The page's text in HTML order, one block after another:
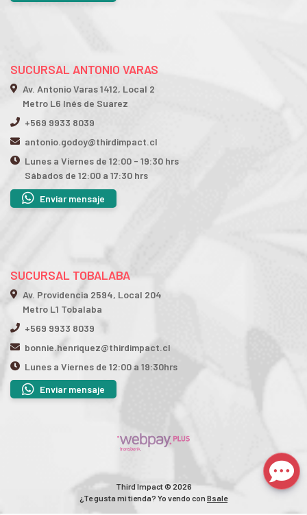
SUCURSAL ANTONIO VARAS
Av. Antonio Varas 1412, Local 2
Metro L6 Inés de Suarez
+569 9933 8039
antonio.godoy@thirdimpact.cl
Lunes a Viernes de 12:00 - 19:30 hrs
Sábados de 12:00 a 17:30 hrs
Enviar mensaje
SUCURSAL TOBALABA
Av. Providencia 2594, Local 204
Metro L1 Tobalaba
+569 9933 8039
bonnie.henriquez@thirdimpact.cl
Lunes a Viernes de 12:00 a 19:30hrs
Enviar mensaje
Third Impact © 2026
¿Te gusta mi tienda? Yo vendo con Bsale